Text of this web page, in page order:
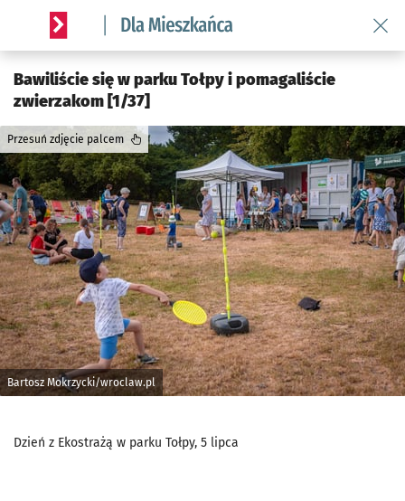
Serwis informacyjny wroclaw.pl podserwis: Dla mieszkańca
Bawiliście się w parku Tołpy i pomagaliście
zwierzakom [1/37]
Bartosz Mokrzycki/wroclaw.pl
Przesuń zdjęcie palcem
Dzień z Ekostrażą w parku Tołpy, 5 lipca